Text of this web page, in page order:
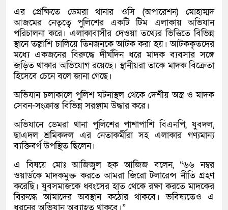
এর প্রেক্ষিতে ডেমরা থানার ওসি (অপারেশন) মোহাম্মদ
আজমের নেতৃত্বে পুলিশের একটি টিম এলাকায় অভিযান
পরিচালনা করে। এলাকাবাসীর দেওয়া তথ্যের ভিত্তিতে বিভিন্ন
স্থানে তল্লাশি চালিয়ে তিনজনকে আটক করা হয়। আটককৃতদের
মধ্যে একজনের বিরুদ্ধে দীর্ঘদিন ধরে মাদক ব্যবসার সঙ্গে
জড়িত থাকার অভিযোগ রয়েছে। স্থানীয়রা তাকে মাদক বিক্রেতা
হিসেবে চেনে বলে জানা গেছে।
অভিযান চলাকালে পুলিশ ঘটনাস্থল থেকে দেশীয় অস্ত্র ও মাদক
সেবন-সংক্রান্ত বিভিন্ন সরঞ্জাম উদ্ধার করে।
অভিযানে ডেমরা থানা পুলিশের পাশাপাশি বিএনপি, যুবদল,
ছাএদল শ্রমিকদল এর নেতাকর্মীরা সহ এলাকার গণ্যমান্য
ব্যক্তিবর্গ উপস্থিত ছিলেন।
এ বিষয়ে মোঃ আজিজুল হক আজিজ বলেন, “৬৬ নম্বর
ওয়ার্ডকে মাদকমুক্ত করতে আমরা জিরো টলারেন্স নীতি গ্রহণ
করেছি। যুবসমাজকে ধ্বংসের হাত থেকে রক্ষা করতে মাদকের
বিরুদ্ধে আমাদের অবস্থান কঠোর থাকবে। ভবিষ্যতেও এ